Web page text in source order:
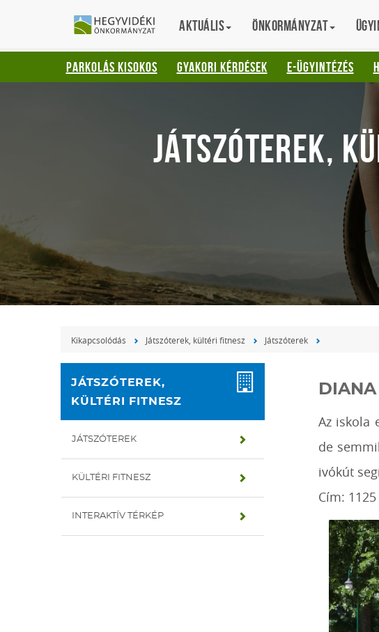
HEGYVIDÉKI
ÖNKORMÁNYZAT
Aktuális Önkormányzat
English Translation
PARKOLÁS KISOKOS GYAKORI KÉRDÉSEK E-ÜGYINTÉZÉS
JÁTSZÓTEREK,
Kikapcsolódás Játszóterek, kültéri fitnesz Játszóterek
JÁTSZÓTEREK,
KÜLTÉRI FITNESZ
JÁTSZÓTEREK
KÜLTÉRI FITNESZ
INTERAKTÍV TÉRKÉP
Az iskola
de
ivókút
Cím: